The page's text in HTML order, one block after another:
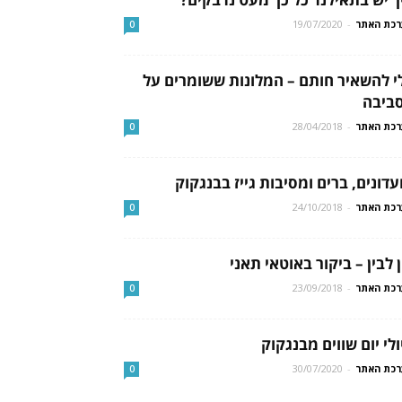
האתר -
19/07/2020
0
להשאיר חותם – המלונות ששומרים על
האתר -
28/04/2018
0
ברים ומסיבות גייז בבנגקוק
האתר -
24/10/2018
0
לבין – ביקור באוטאי תאני
האתר -
23/09/2018
0
יום שווים מבנגקוק
האתר -
30/07/2020
0